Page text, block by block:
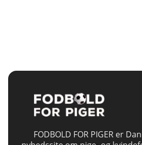
FODBOLD FOR PIGER er